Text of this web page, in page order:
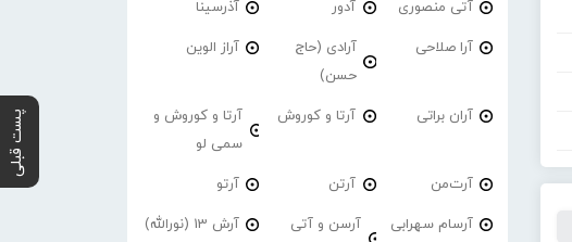
پست قبلی
آتی منصوری آدور آذرسینا
آرا صلاحی
آرادی (حاج
حسن)
آراز الوین
آران براتی آرتا و کوروش
آرتا و کوروش و
سمی لو
آرت‌من آرتن آرتو
آرسام سهرابی
آرسن و آتی
آرش 13 (نورالله)